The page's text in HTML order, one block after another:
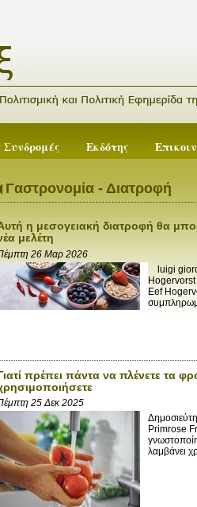
Συνδρομές Εκδότης
Γαστρονομία - Διατροφή
η μεσογειακή διατροφή θα
μελέτη
26 Μαρ 2026
luigi
Hogervorst
Eef
πρέπει πάντα να πλένετε τα
25 Δεκ 2025
Primrose
λαμβάνει